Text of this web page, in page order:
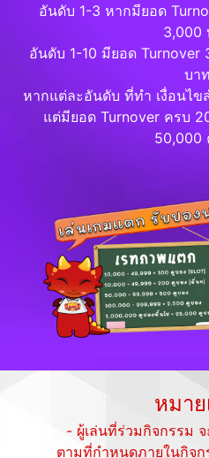
อันดับ 1-3 หากมียอด
3,000
อันดับ 1-10 มียอด Turnover
บาท
หากแต่ละอันดับ ที่ทำ เงื่อนไ
แต่มียอด Turnover ครบ
50,000
หมาย
- ผู้เล่นที่ร่วมกิจกรรม
ตามที่กำหนดภายในกิจก